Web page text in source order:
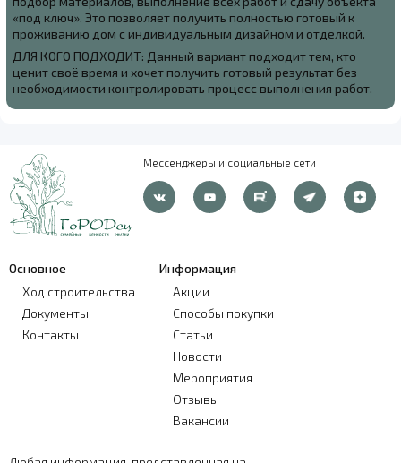
«под ключ». Это позволяет получить полностью готовый к
проживанию дом с индивидуальным дизайном и отделкой.
ДЛЯ КОГО ПОДХОДИТ: Данный вариант подходит тем, кто
ценит своё время и хочет получить готовый результат без
необходимости контролировать процесс выполнения работ.
Мессенджеры и социальные сети
Основное
Ход строительства
Документы
Контакты
Информация
Акции
Способы покупки
Статьи
Новости
Мероприятия
Отзывы
Вакансии